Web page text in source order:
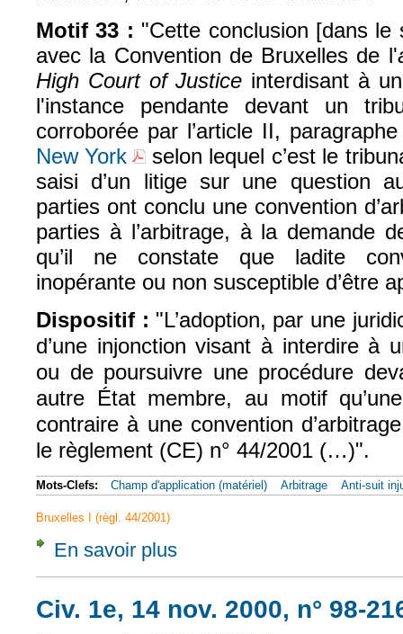
Motif 33 : "Cette conclusion [dans le
avec la Convention de Bruxelles de l'
High Court of Justice interdisant à
l'instance pendante devant un
corroborée par l’article II,
New York (le lien est externe)
selon lequel c’est le
saisi d’un litige sur une question
parties ont conclu une convention
parties à l’arbitrage, à la demande
qu’il ne constate que ladite
inopérante ou non susceptible d’être
Dispositif : "L’adoption, par une
d’une injonction visant à interdire à
ou de poursuivre une procédure
autre État membre, au motif
contraire à une convention
le règlement (CE) n° 44/2001 (…)".
Mots-Clefs: Champ d'application (matériel) Arbitrage Anti-suit
Bruxelles I (règl. 44/2001)
En savoir plus
Civ. 1e, 14 nov. 2000, n° 98-